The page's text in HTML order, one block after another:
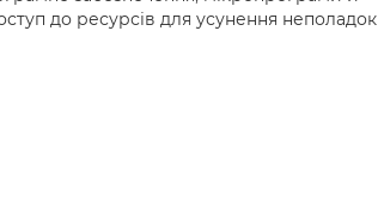
до ресурсів для усунення неполадок